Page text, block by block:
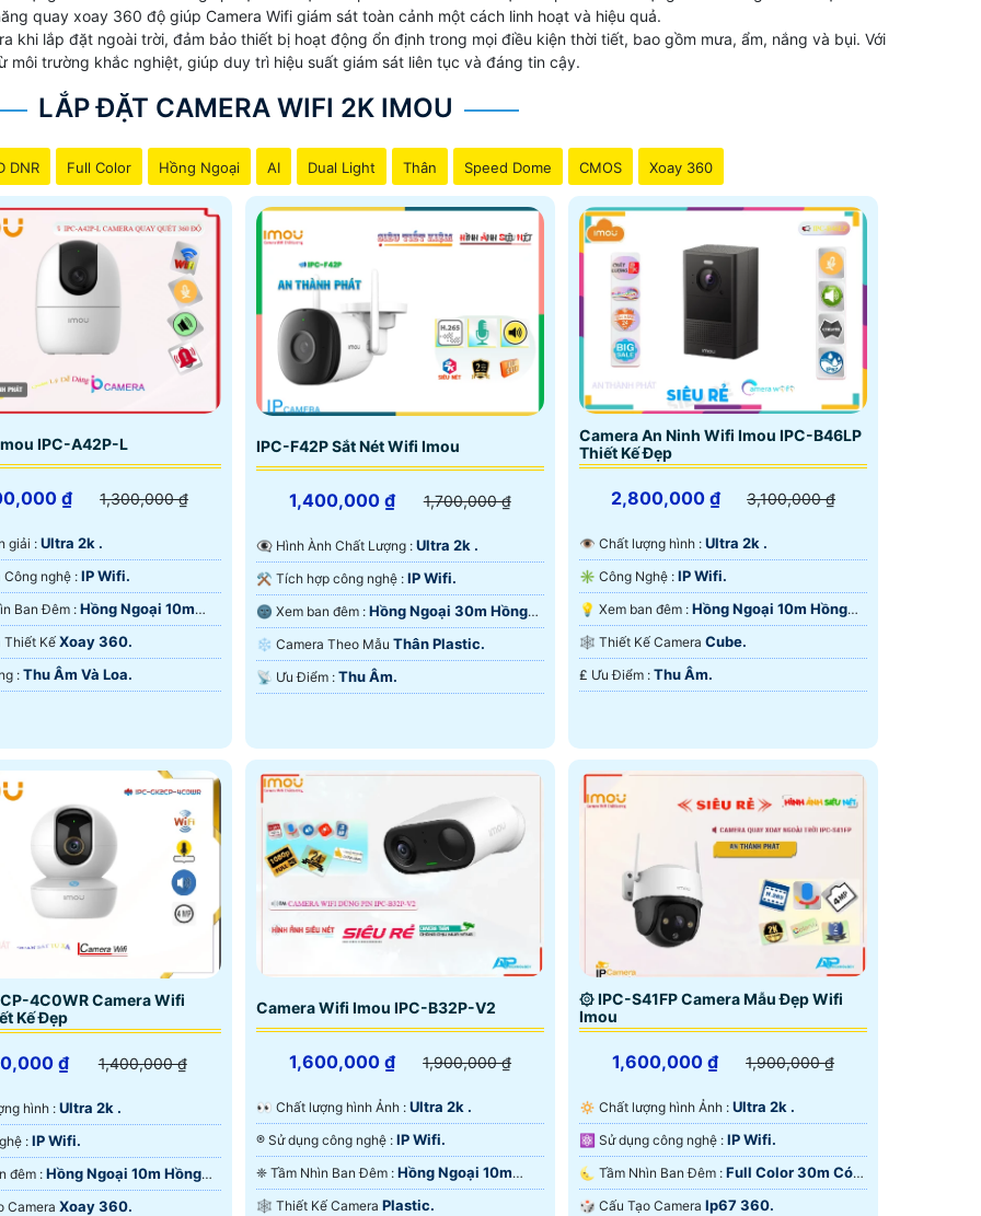
quay xoay 360 độ giúp Camera Wifi giám sát toàn cảnh một cách linh hoạt và hiệu quả.
khi lắp đặt ngoài trời, đảm bảo thiết bị hoạt động ổn định trong mọi điều kiện thời tiết, bao gồm mưa, ẩm, nắng và bụi. Với
trường khắc nghiệt, giúp duy trì hiệu suất giám sát liên tục và đáng tin cậy.
LẮP ĐẶT CAMERA WIFI 2K IMOU
DNR Full Color Hồng Ngoại AI Dual Light Thân Speed Dome CMOS Xoay 360
IPC-A42P-L
₫ 1,300,000 ₫
giải : Ultra 2k .
⚒ Camera Công nghệ : IP Wifi.
🌚 Tầm Nhìn Ban Đêm : Hồng Ngoại 10m
Smart IR.
Thiết KếXoay 360.
️👮 Khả Năng : Thu Âm Và Loa.
IPC-F42P Sắt Nét Wifi Imou
1,400,000 ₫ 1,700,000 ₫
👁️‍🗨 Hình Ành Chất Lượng : Ultra 2k .
⚒ Tích hợp công nghệ : IP Wifi.
🌚 Xem ban đêm : Hồng Ngoại 30m Hồng
Ngoại Smart IR.
❄ Camera Theo Mẫu Thân Plastic.
️📡 Ưu Điểm : Thu Âm.
Camera An Ninh Wifi Imou IPC-B46LP
Thiết Kế Đẹp
2,800,000 ₫ 3,100,000 ₫
👁 Chất lượng hình : Ultra 2k .
✳️ Công Nghệ : IP Wifi.
💡 Xem ban đêm : Hồng Ngoại 10m Hồng
Ngoại SMD.
🕸️ Thiết Kế Camera Cube.
️₤ Ưu Điểm : Thu Âm.
4C0WR Camera Wifi
Kế Đẹp
₫ 1,400,000 ₫
hình : Ultra 2k .
🕉️ Công Nghệ : IP Wifi.
⭐ Xem ban đêm : Hồng Ngoại 10m Hồng
Camera Xoay 360.
Camera Wifi Imou IPC-B32P-V2
1,600,000 ₫ 1,900,000 ₫
️👀 Chất lượng hình Ảnh : Ultra 2k .
®️ Sử dụng công nghệ : IP Wifi.
❈ Tầm Nhìn Ban Đêm : Hồng Ngoại 10m
Hồng Ngoại SMD.
🕸️ Thiết Kế Camera Plastic.
۞ IPC-S41FP Camera Mẫu Đẹp Wifi
Imou
1,600,000 ₫ 1,900,000 ₫
🔅 Chất lượng hình Ảnh : Ultra 2k .
⚛️ Sử dụng công nghệ : IP Wifi.
🌜 Tầm Nhìn Ban Đêm : Full Color 30m Có
Màu Ban Đêm.
🎲 Cấu Tạo Camera Ip67 360.